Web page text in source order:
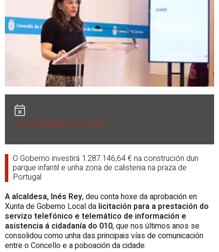
18 DE MARZO DE 2026
O Goberno investirá 1.287.146,64 € na construción dun
parque infantil e unha zona de calistenia na praza de
Portugal
A alcaldesa, Inés Rey, deu conta hoxe da aprobación en
Xunta de Goberno Local da licitación para a prestación do
servizo telefónico e telemático de información e
asistencia á cidadanía do 010, que nos últimos anos se
consolidou como unha das principais vías de comunicación
entre o Concello e a poboación da cidade.